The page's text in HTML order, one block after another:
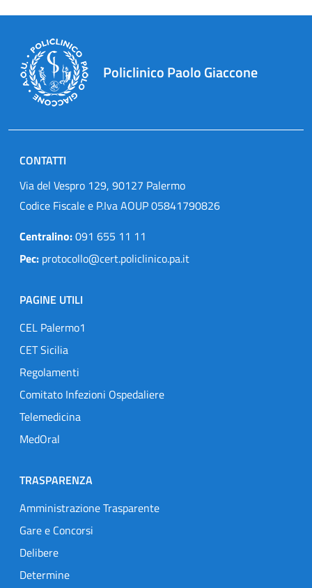
Policlinico Paolo Giaccone
CONTATTI
Via del Vespro 129, 90127 Palermo
Codice Fiscale e P.Iva AOUP 05841790826
Centralino:091 655 11 11
Pec: protocollo@cert.policlinico.pa.it
PAGINE UTILI
CEL Palermo1
CET Sicilia
Regolamenti
Comitato Infezioni Ospedaliere
Telemedicina
MedOral
TRASPARENZA
Amministrazione Trasparente
Gare e Concorsi
Delibere
Determine